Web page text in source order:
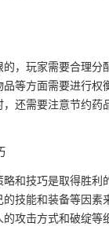
，玩家需要合理分
等方面需要进行权
还需要注意节约药
和技巧是取得胜利
技能和装备等因素
的攻击方式和破绽等